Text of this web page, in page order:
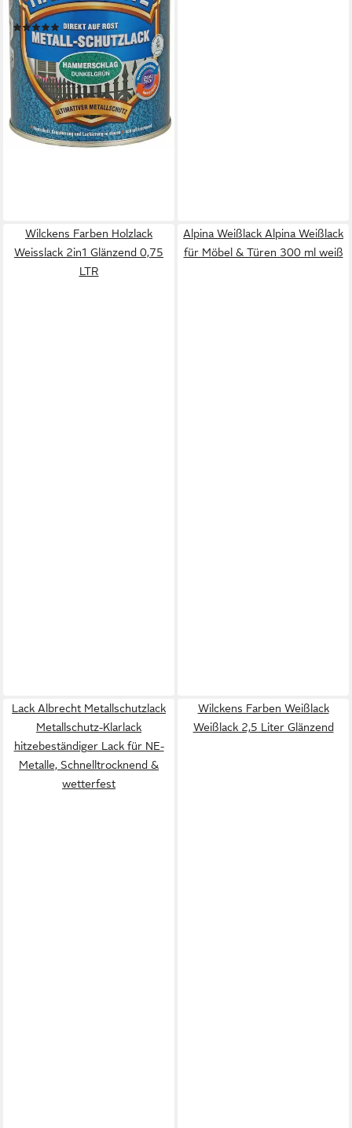
Wasserabweisend
(1)
29,81 €
(39,75 €/ 1 l)
lieferbar - in 2-3 Werktagen bei dir
Wilckens Farben Holzlack
Weisslack 2in1 Glänzend 0,75
LTR
Alpina Weißlack Alpina Weißlack
für Möbel & Türen 300 ml weiß
Lack Albrecht Metallschutzlack
Metallschutz-Klarlack
hitzebeständiger Lack für NE-
Metalle, Schnelltrocknend &
wetterfest
Wilckens Farben Weißlack
Weißlack 2,5 Liter Glänzend